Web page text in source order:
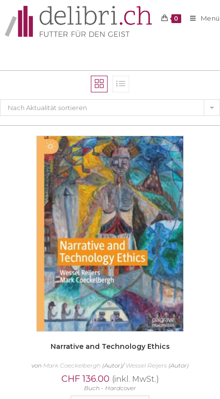
0 Menü
Nach Aktualität sortieren
Narrative and Technology Ethics
von Mark Coeckelbergh (Autor)/Wessel Reijers (Autor)
CHF136.00 (inkl. MwSt.)
Buch - Hardcover